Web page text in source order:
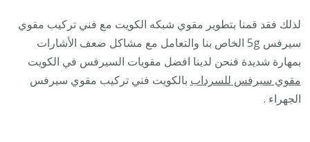
لذلك فقد قمنا بتطوير مقوي شبكه الكويت مع فني تركيب مقوي
سيرفس 5g الخاص بنا والتعامل مع مشاكل ضعف الأشارات
بمهارة شديدة فنحن لدينا افضل مقويات السيرفس في الكويت
مقوي سيرفس للسرداب بالكويت فني تركيب مقوي سيرفس
الجهراء .